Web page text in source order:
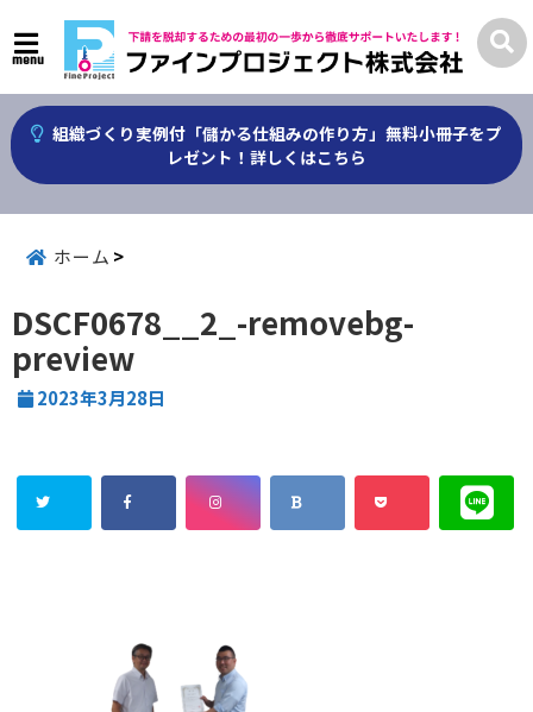
menu
組織づくり実例付「儲かる仕組みの作り方」無料小冊子をプ
レゼント！詳しくはこちら
ホーム
DSCF0678__2_-removebg-
preview
2023年3月28日